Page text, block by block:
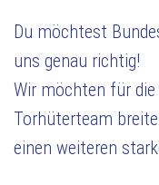
Du möchtest
uns genau richtig!​
Wir möchten für
Torhüterteam
einen weiteren